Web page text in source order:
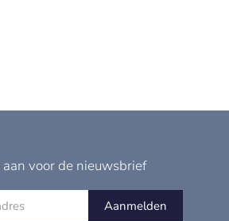
voor de nieuwsbrief
Aanmelden